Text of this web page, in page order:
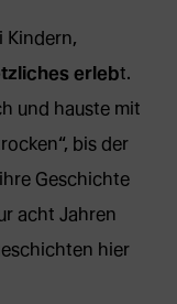
Kindern,
erlebt.
und hauste mit
bis der
Geschichte
acht Jahren
hier